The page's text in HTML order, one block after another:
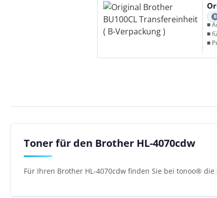
B
■
■
■
Toner für den Brother HL-4070cdw
Für Ihren Brother HL-4070cdw finden Sie bei tonoo®